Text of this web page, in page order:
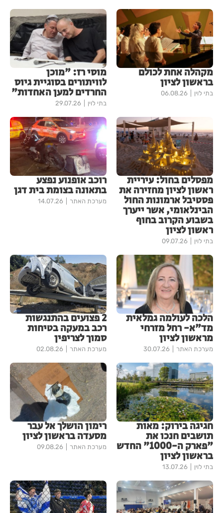
מקהלה אחת לכולם
בראשון לציון
בתי לוין 06.08.26
מוסי רז: "מוכן
לוויתורים בסוגיית גיוס
החרדים למען האחדות"
בתי לוין 29.07.26
מפסלים בחול: עיריית
ראשון לציון מחזירה את
פסטיבל ארמונות החול
הבינלאומי, אשר ייערך
בשבוע הקרוב בחוף
ראשון לציון
בתי לוין 09.07.26
רוכב אופנוע נפצע
בתאונה בצומת בית דגן
מערכת האתר 14.07.26
הלכה לעולמה גמלאית
מד"א- רחל מזרחי
מראשון לציון
מערכת האתר 30.07.26
2 פצועים בהתנגשות
רכב במעקה בטיחות
סמוך לצריפין
מערכת האתר 02.08.26
חגיגה בירוק: מאות
תושבים חנכו את
"פארק ה-1000" החדש
בראשון לציון
בתי לוין 13.07.26
רימון הושלך אל עבר
מסעדה בראשון לציון
מערכת האתר 09.08.26